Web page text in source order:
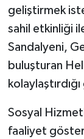
geliştirmek
sahil etkinliği
Sandalyeni,
buluşturan
Sosyal
faaliyet